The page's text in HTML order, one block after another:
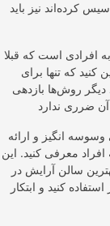
کرده‌اند نیز باید
افرادی است که قبلا
کنید که تنها برای
دیگر روش‌ها بازدهی
انگیز و ارائه
معرفی کنید. این
سالن آرایش در
کنید و ابتکار